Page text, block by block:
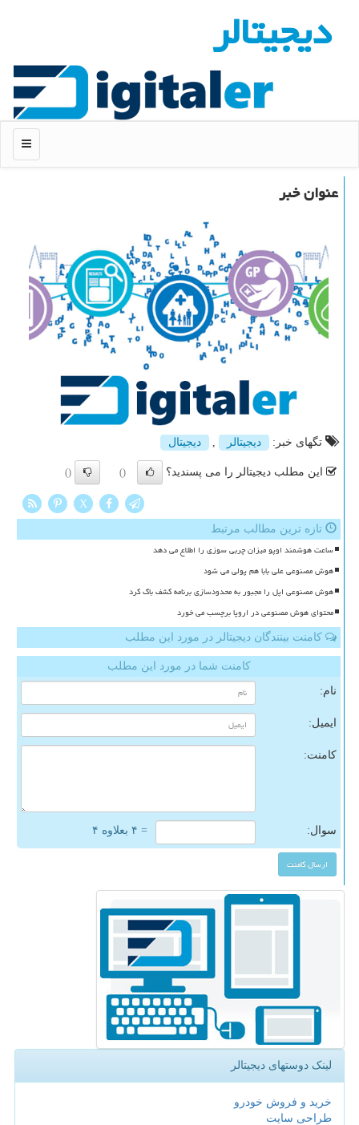
دیجیتالر
منو
عنوان خبر
تگهای خبر: دیجیتالر دیجیتال
این مطلب دیجیتالر را می پسندید؟ ()
()
X
تازه ترین مطالب مرتبط
ساعت هوشمند اوپو میزان چربی سوزی را اطلاع می دهد
هوش مصنوعی علی بابا هم پولی می شود
هوش مصنوعی اپل را مجبور به محدودسازی برنامه کشف باگ کرد
محتوای هوش مصنوعی در اروپا برچسب می خورد
کامنت بینندگان دیجیتالر در مورد این مطلب
کامنت شما در مورد این مطلب
نام:
ایمیل:
کامنت:
سوال: = ۴ بعلاوه ۴
لینک دوستهای دیجیتالر
خرید و فروش خودرو
طراحی سایت